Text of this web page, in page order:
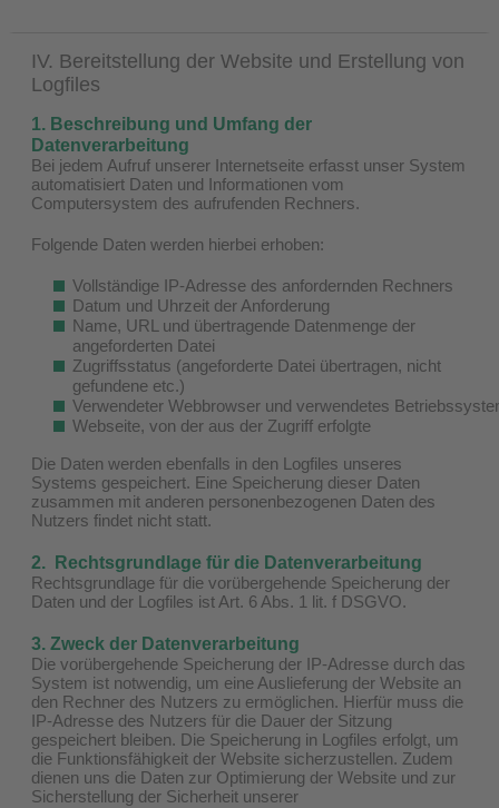
IV. Bereitstellung der Website und Erstellung von
Logfiles
1. Beschreibung und Umfang der
Datenverarbeitung
Bei jedem Aufruf unserer Internetseite erfasst unser System
automatisiert Daten und Informationen vom
Computersystem des aufrufenden Rechners.
Folgende Daten werden hierbei erhoben:
Vollständige IP-Adresse des anfordernden Rechners
Datum und Uhrzeit der Anforderung
Name, URL und übertragende Datenmenge der
angeforderten Datei
Zugriffsstatus (angeforderte Datei übertragen, nicht
gefundene etc.)
Verwendeter Webbrowser und verwendetes
Webseite, von der aus der Zugriff erfolgte
Die Daten werden ebenfalls in den Logfiles unseres
Systems gespeichert. Eine Speicherung dieser Daten
zusammen mit anderen personenbezogenen Daten des
Nutzers findet nicht statt.
2. Rechtsgrundlage für die Datenverarbeitung
Rechtsgrundlage für die vorübergehende Speicherung der
Daten und der Logfiles ist Art. 6 Abs. 1 lit. f DSGVO.
3. Zweck der Datenverarbeitung
Die vorübergehende Speicherung der IP-Adresse durch das
System ist notwendig, um eine Auslieferung der Website an
den Rechner des Nutzers zu ermöglichen. Hierfür muss die
IP-Adresse des Nutzers für die Dauer der Sitzung
gespeichert bleiben. Die Speicherung in Logfiles erfolgt, um
die Funktionsfähigkeit der Website sicherzustellen. Zudem
dienen uns die Daten zur Optimierung der Website und zur
Sicherstellung der Sicherheit unserer